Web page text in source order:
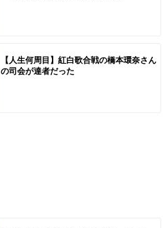
【人生何周目】紅白歌合戦の橋本環奈さん
の司会が達者だった